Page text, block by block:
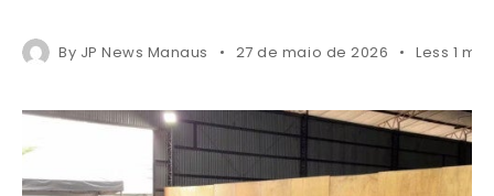
By JP News Manaus 27 de maio de 2026 Less 1